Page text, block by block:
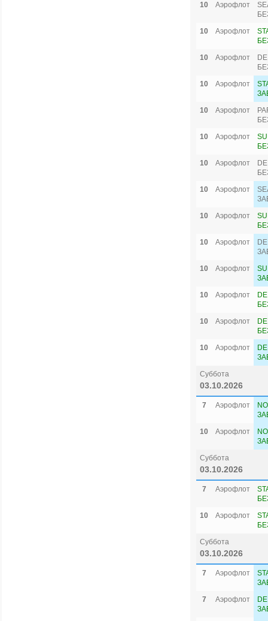
10 Аэрофлот
10
Аэрофлот
10
Аэрофлот
10
Аэрофлот
10
Аэрофлот
10
Аэрофлот
10
Аэрофлот
10
Аэрофлот
10
Аэрофлот
10
Аэрофлот
10
Аэрофлот
10
Аэрофлот
10
Аэрофлот
10
Аэрофлот
Суббота
03.10.2026
7 Аэрофлот
10
Аэрофлот
Суббота
03.10.2026
7 Аэрофлот
10
Аэрофлот
Суббота
03.10.2026
7 Аэрофлот
7
Аэрофлот